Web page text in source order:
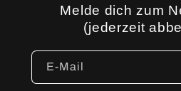
Melde dich zum
(jederzeit
E-Mail